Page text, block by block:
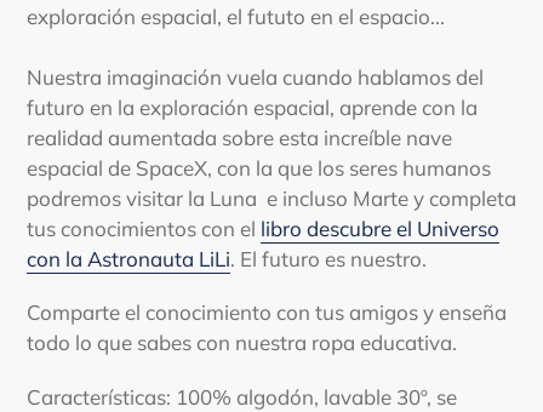
exploración espacial, el fututo en el espacio...
Nuestra imaginación vuela cuando hablamos del
futuro en la exploración espacial, aprende con la
realidad aumentada sobre esta increíble nave
espacial de SpaceX, con la que los seres humanos
podremos visitar la Luna e incluso Marte y completa
tus conocimientos con el libro descubre el Universo
con la Astronauta LiLi. El futuro es nuestro.
Comparte el conocimiento con tus amigos y enseña
todo lo que sabes con nuestra ropa educativa.
Características: 100% algodón, lavable 30º, se